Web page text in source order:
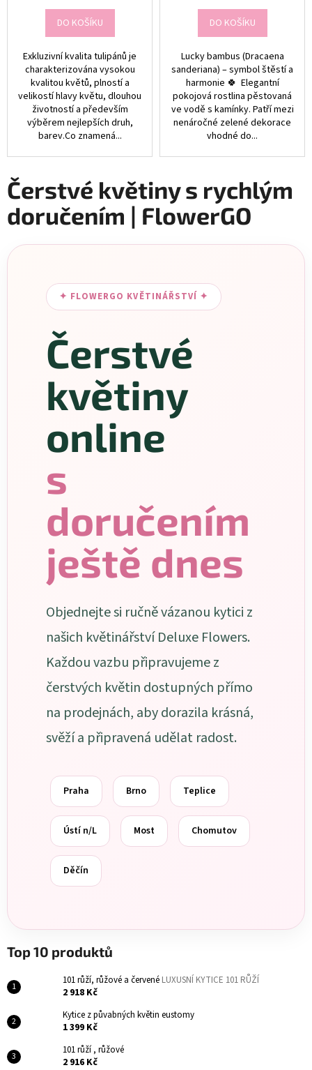
DO KOŠÍKU
Exkluzivní kvalita tulipánů je
charakterizována vysokou
kvalitou květů, plností a
velikostí hlavy květu, dlouhou
životností a především
výběrem nejlepších druh,
barev.Co znamená...
DO KOŠÍKU
Lucky bambus (Dracaena
sanderiana) – symbol štěstí a
harmonie 🍀 Elegantní
pokojová rostlina pěstovaná
ve vodě s kamínky. Patří mezi
nenáročné zelené dekorace
vhodné do...
Čerstvé květiny s rychlým
doručením | FlowerGO
✦ FLOWERGO KVĚTINÁŘSTVÍ ✦
Čerstvé
květiny
online
s
doručením
ještě dnes
Objednejte si ručně vázanou kytici z
našich květinářství Deluxe Flowers.
Každou vazbu připravujeme z
čerstvých květin dostupných přímo
na prodejnách, aby dorazila krásná,
svěží a připravená udělat radost.
Praha Brno Teplice
Ústí n/L Most Chomutov
Děčín
Top 10 produktů
101 růží, růžové a červené LUXUSNÍ KYTICE 101 RŮŽÍ
2 918 Kč
Kytice z půvabných květin eustomy
1 399 Kč
101 růží , růžové
2 916 Kč